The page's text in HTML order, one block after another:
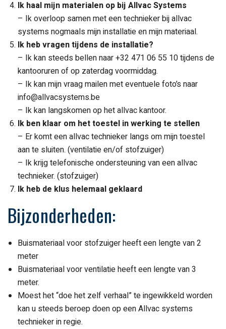
Ik haal mijn materialen op bij Allvac Systems
– Ik overloop samen met een technieker bij allvac
systems nogmaals mijn installatie en mijn materiaal.
Ik heb vragen tijdens de installatie?
– Ik kan steeds bellen naar +32 471 06 55 10 tijdens de
kantooruren of op zaterdag voormiddag.
– Ik kan mijn vraag mailen met eventuele foto’s naar
info@allvacsystems.be
– Ik kan langskomen op het allvac kantoor.
Ik ben klaar om het toestel in werking te stellen
– Er komt een allvac technieker langs om mijn toestel
aan te sluiten. (ventilatie en/of stofzuiger)
– Ik krijg telefonische ondersteuning van een allvac
technieker. (stofzuiger)
Ik heb de klus helemaal geklaard
Bijzonderheden:
Buismateriaal voor stofzuiger heeft een lengte van 2
meter
Buismateriaal voor ventilatie heeft een lengte van 3
meter.
Moest het “doe het zelf verhaal” te ingewikkeld worden
kan u steeds beroep doen op een Allvac systems
technieker in regie.